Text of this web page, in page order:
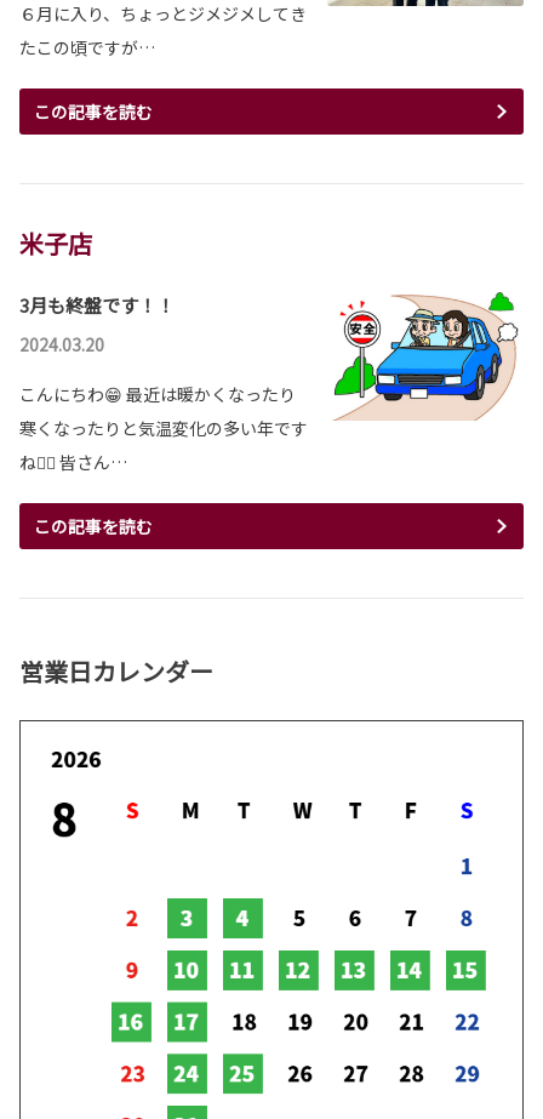
６月に入り、ちょっとジメジメしてき
たこの頃ですが…
この記事を読む
米子店
3月も終盤です！！
2024.03.20
こんにちわ😁 最近は暖かくなったり
寒くなったりと気温変化の多い年です
ね😶‍🌫️ 皆さん…
この記事を読む
営業日カレンダー